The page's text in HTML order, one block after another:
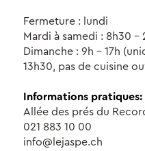
Fermeture : lundi
Mardi à samedi : 8h30 -
Dimanche : 9h - 17h
13h30, pas de cuisine
Informations pratiques:
Allée des prés du
021 883 10 00
info@lejaspe.ch